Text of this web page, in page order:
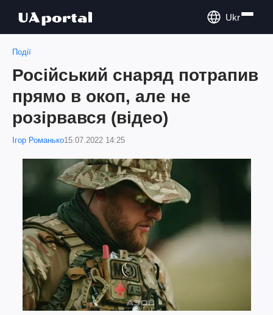
Ukr
Події
Російський снаряд потрапив
прямо в окоп, але не
розірвався (відео)
Ігор Романько15.07.2022 14:25